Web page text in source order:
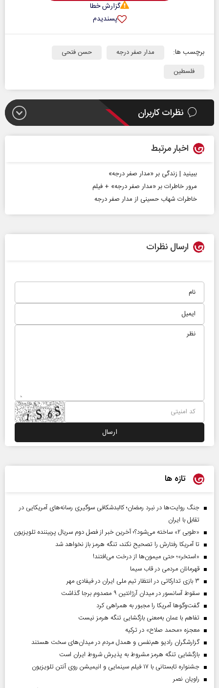
گزارش خطا
پسندیدم
برچسب ها: مدار صفر درجه
حسن فتحی
فلسطین
نظرات کاربران
اخبار مرتبط
ببینید | زندگی بر «مدار صفر درجه»
مرور خاطرات بر «مدار صفر درجه» + فیلم
خاطرات شهاب حسینی از مدار صفر درجه
ارسال نظرات
تازه ها
جنگ روایت‌ها در نبرد رمضان؛ کالبدشکافی سوگیری رسانه‌های آمریکایی در
تقابل با ایران
«طوبی ۲» ساخته می‌شود؟؛ آخرین خبر از فصل دوم سریال پربیننده تلویزیون
تا آمریکا رفتارش را تصحیح نکند، تنگه هرمز باز نخواهد شد
«استخر»‌‌؛ حتی میمون‌ها از درخت می‌افتند!
قهرمانان مردمی در قاب سیما
۳ بازی تدارکاتی در انتظار تیم ملی ایران در فیفادی مهر
سقوط آسانسور در میدان آرژانتین ۹ مصدوم برجا گذاشت
گفت‌وگوها آمریکا را مجبور به همراهی کرد
تفاهم با عمان به‌معنی بازگشایی تنگه هرمز نیست
معجزه «محمد صلاح» در ترکیه
گزارشگران رادیو هم‌نفس و همدل مردم در میدان‌های سخت هستند
بازگشایی تنگه هرمز مشروط به پذیرش شروط ایران است
جشنواره تابستانی با ۱۷ فیلم سینمایی و انیمیشن روی آنتن تلویزیون
راویان نصر